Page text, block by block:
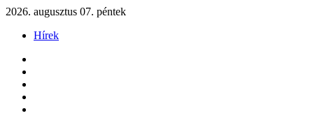
2026. augusztus 07. péntek
Hírek